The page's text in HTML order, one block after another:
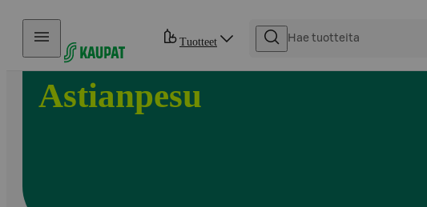
Hyppää sisältöön
Tuotteet
Astianpesu